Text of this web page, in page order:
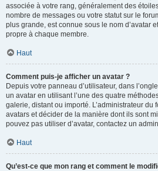
associée à votre rang, généralement des
nombre de messages ou votre statut sur le
plus grande, est connue sous le nom d’avatar
propre à chaque membre.
Haut
Comment puis-je afficher un avatar ?
Depuis votre panneau d’utilisateur, dans
un avatar en utilisant l’une des quatre
galerie, distant ou importé. L’administrateur du
avatars et décider de la manière dont ils sont
pouvez pas utiliser d’avatar, contactez un
Haut
Qu’est-ce que mon rang et comment le